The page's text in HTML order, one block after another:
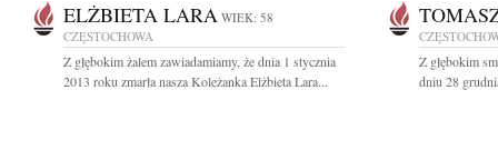
ELŻBIETA LARA WIEK: 58
CZĘSTOCHOWA
Z głębokim żalem zawiadamiamy, że dnia 1 stycznia
2013 roku zmarła nasza Koleżanka Elżbieta Lara...
Z głębokim
dniu 28